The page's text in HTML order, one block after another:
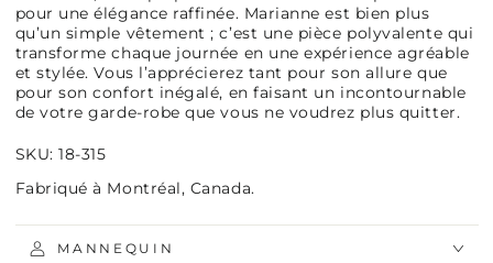
pour une élégance raffinée. Marianne est bien plus
qu’un simple vêtement ; c’est une pièce polyvalente qui
transforme chaque journée en une expérience agréable
et stylée. Vous l’apprécierez tant pour son allure que
pour son confort inégalé, en faisant un incontournable
de votre garde-robe que vous ne voudrez plus quitter.
SKU: 18-315
Fabriqué à Montréal, Canada.
MANNEQUIN